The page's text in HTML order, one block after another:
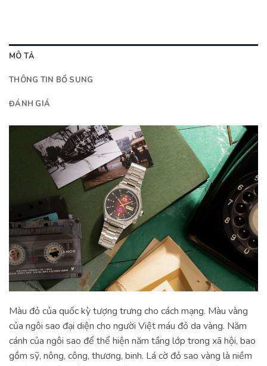
MÔ TẢ
THÔNG TIN BỔ SUNG
ĐÁNH GIÁ
Màu đỏ của quốc kỳ tượng trưng cho cách mạng. Màu vàng
của ngôi sao đại diện cho người Việt máu đỏ da vàng. Năm
cánh của ngôi sao để thể hiện năm tầng lớp trong xã hội, bao
gồm sỹ, nông, công, thương, binh. Lá cờ đỏ sao vàng là niềm